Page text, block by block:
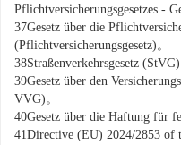
Pflichtversicherungsgesetzes -
37Gesetz über die
(Pflichtversicherungsgesetz)。
38Straßenverkehrsgesetz (StVG)
39Gesetz über den
VVG)。
40Gesetz über die Haftung für
41Directive (EU) 2024/2853 of